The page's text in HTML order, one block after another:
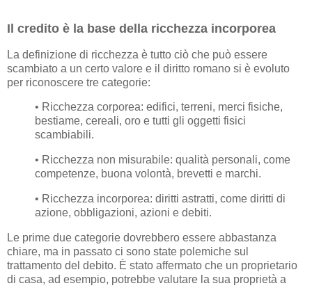
Il credito è la base della ricchezza incorporea
La definizione di ricchezza è tutto ciò che può essere
scambiato a un certo valore e il diritto romano si è evoluto
per riconoscere tre categorie:
• Ricchezza corporea: edifici, terreni, merci fisiche,
bestiame, cereali, oro e tutti gli oggetti fisici
scambiabili.
• Ricchezza non misurabile: qualità personali, come
competenze, buona volontà, brevetti e marchi.
• Ricchezza incorporea: diritti astratti, come diritti di
azione, obbligazioni, azioni e debiti.
Le prime due categorie dovrebbero essere abbastanza
chiare, ma in passato ci sono state polemiche sul
trattamento del debito. È stato affermato che un proprietario
di casa, ad esempio, potrebbe valutare la sua proprietà a